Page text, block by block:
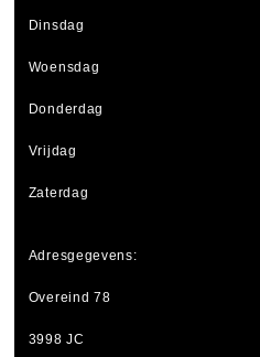
Dinsdag
Woensdag
Donderdag
Vrijdag
Zaterdag
Adresgegevens:
Overeind 78
3998 JC